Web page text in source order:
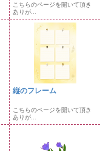
こちらのページを開いて頂き
ありが...
縦のフレーム
こちらのページを開いて頂き
ありが...